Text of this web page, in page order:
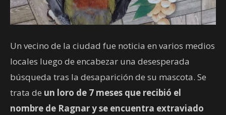
Un vecino de la ciudad fue noticia en varios medios
locales luego de encabezar una desesperada
búsqueda tras la desaparición de su mascota. Se
trata de un loro de 7 meses que recibió el
nombre de Ragnar y se encuentra extraviado